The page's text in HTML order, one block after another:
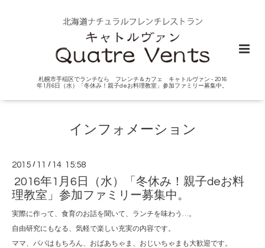
札幌市手稲区でランチなら フレンチ＆カフェ キャトルヴァン - 2016
年1月6日（水）「冬休み！親子deお料理教室」参加ファミリー募集中。
インフォメーション
2015 / 11 / 14 15:58
2016年1月6日（水）「冬休み！親子deお料
理教室」参加ファミリー募集中。
実際に作って、食育のお話を聞いて、ランチを味わう…。
自由研究にもなる、気軽で楽しい充実の内容です。
ママ、パパはもちろん、おばあちゃま、おじいちゃまも大歓迎です。